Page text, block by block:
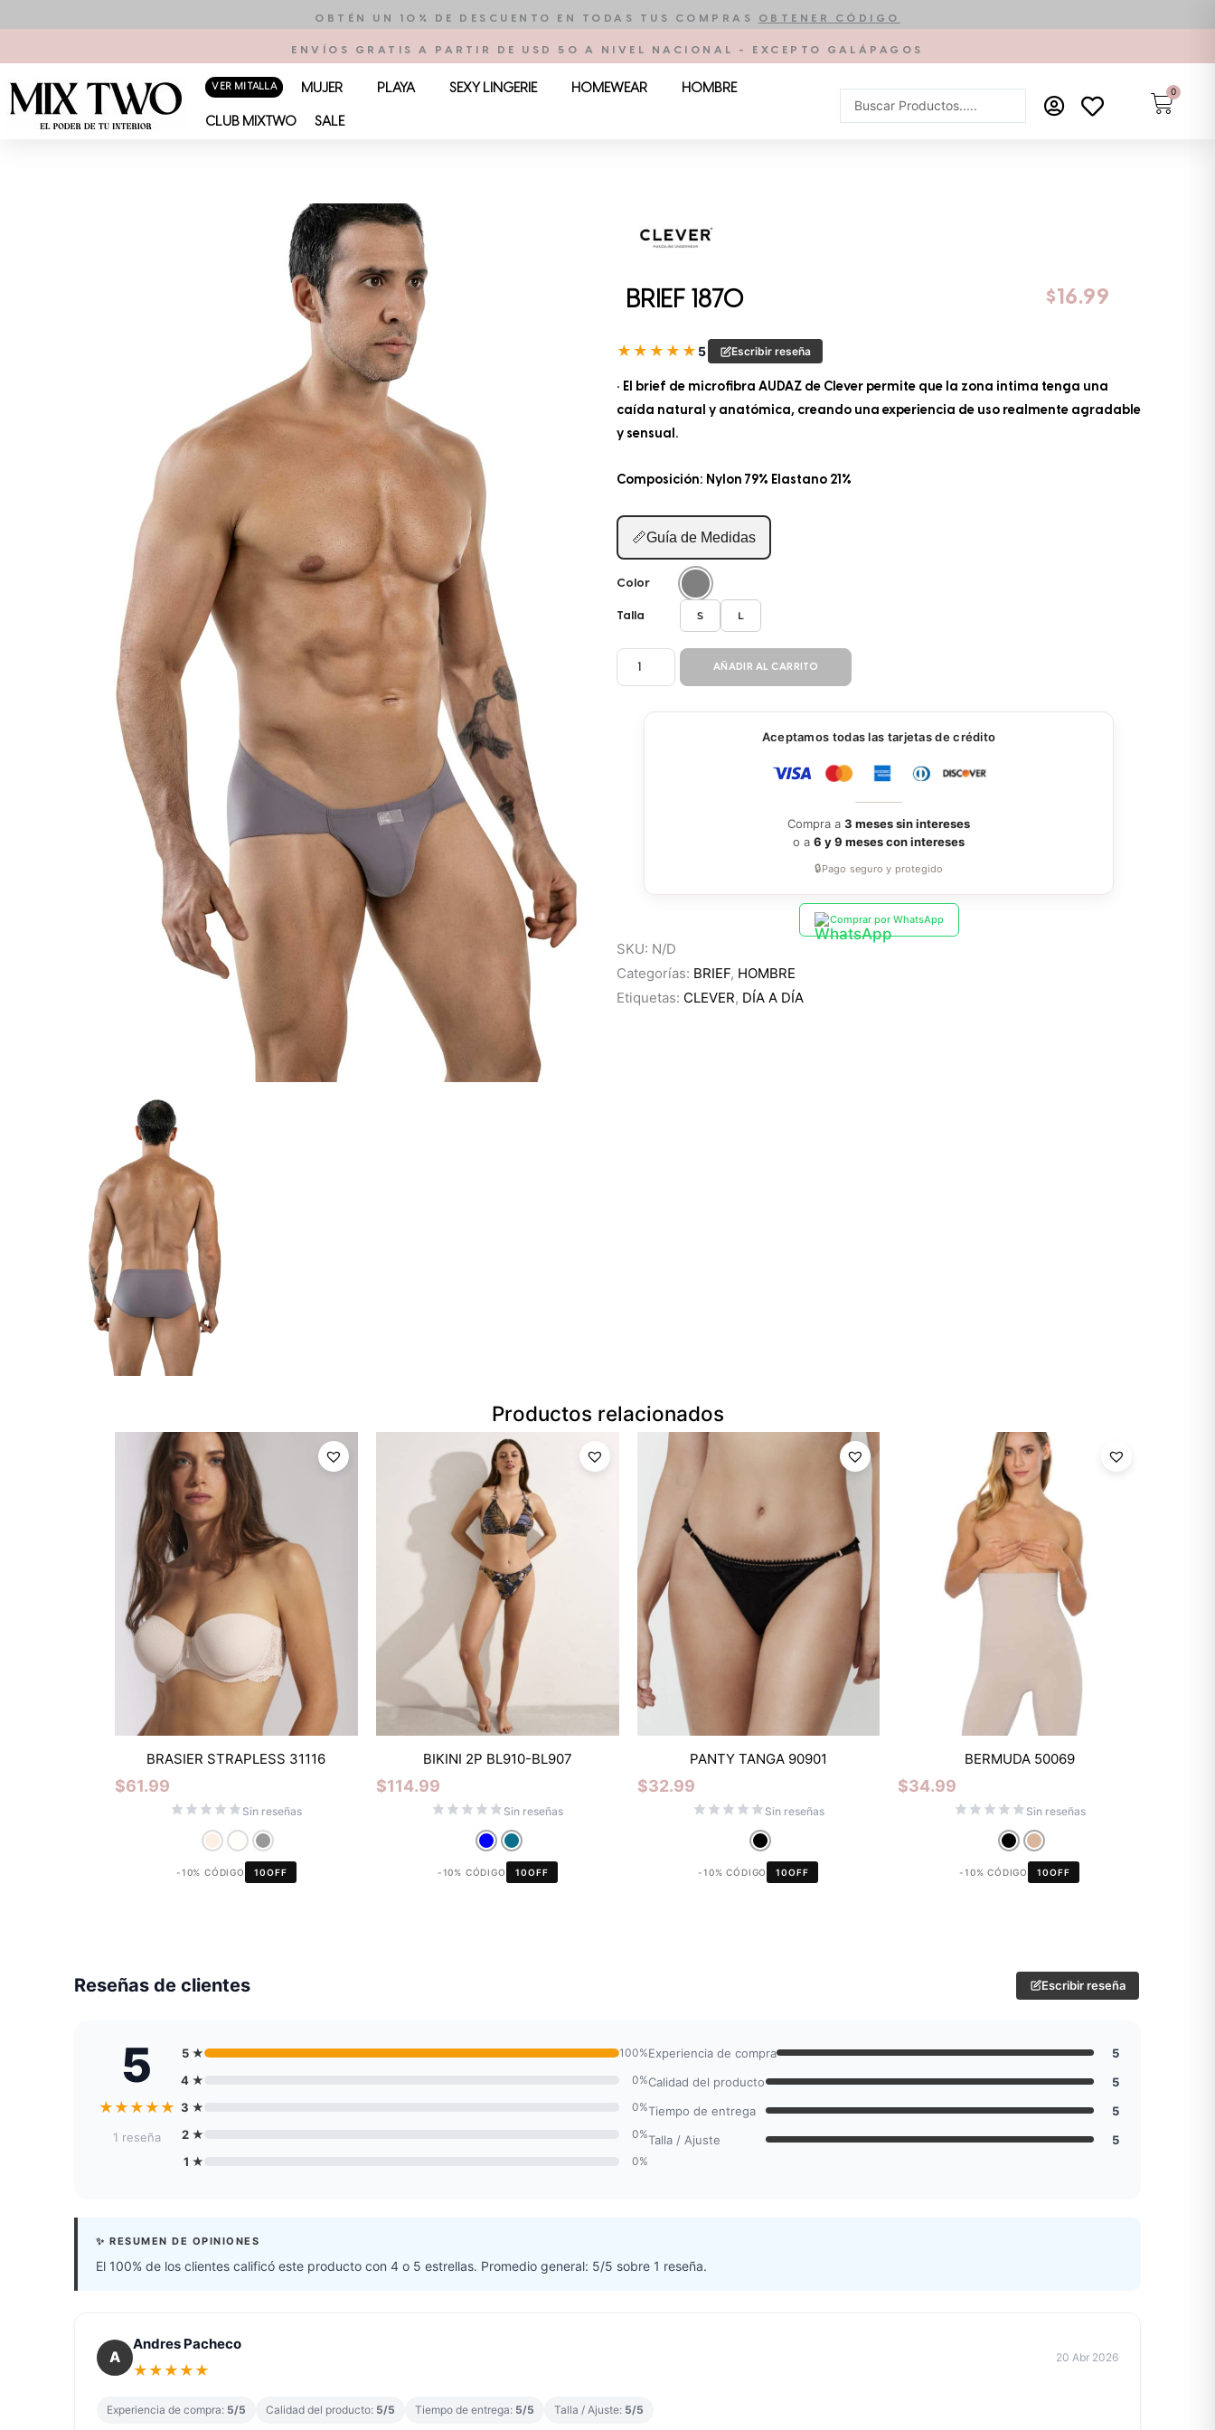
contenido
OBTÉN UN 10% DE DESCUENTO EN TODAS TUS COMPRAS OBTENER CÓDIGO
ENVÍOS GRATIS A PARTIR DE USD 50 A NIVEL NACIONAL - EXCEPTO GALÁPAGOS
VER MI TALLA MUJER PLAYA SEXY LINGERIE HOMEWEAR HOMBRE
CLUB MIXTWO SALE
Search
...
0
BRIEF 1870 $16.99
★ ★ ★ ★ ★ 5 Escribir reseña
• El brief de microfibra AUDAZ de Clever permite que la zona intima tenga una
caída natural y anatómica, creando una experiencia de uso realmente agradable
y sensual.
Composición: Nylon 79% Elastano 21%
📏Guía de Medidas
Color
Talla S L
BRIEF
1870
cantidad
AÑADIR AL CARRITO
Aceptamos todas las tarjetas de crédito
Compra a 3 meses sin intereses
o a 6 y 9 meses con intereses
🔒Pago seguro y protegido
Comprar por WhatsApp
SKU: N/D
Categorías: BRIEF, HOMBRE
Etiquetas: CLEVER, DÍA A DÍA
Productos relacionados
BRASIER STRAPLESS 31116
$61.99
Sin reseñas
-10% CÓDIGO 10OFF
BIKINI 2P BL910-BL907
$114.99
Sin reseñas
-10% CÓDIGO 10OFF
PANTY TANGA 90901
$32.99
Sin reseñas
-10% CÓDIGO 10OFF
BERMUDA 50069
$34.99
Sin reseñas
-10% CÓDIGO 10OFF
Reseñas de clientes Escribir reseña
5
★ ★ ★ ★ ★
1 reseña
5 ★ 100%
4 ★ 0%
3 ★ 0%
2 ★ 0%
1 ★ 0%
Experiencia de compra
5
Calidad del producto
5
Tiempo de entrega
5
Talla / Ajuste
5
✨ RESUMEN DE OPINIONES
El 100% de los clientes calificó este producto con 4 o 5 estrellas. Promedio general: 5/5 sobre 1 reseña.
A
Andres Pacheco
★ ★ ★ ★ ★
20 Abr 2026
Experiencia de compra: 5/5 Calidad del producto: 5/5 Tiempo de entrega: 5/5 Talla / Ajuste: 5/5